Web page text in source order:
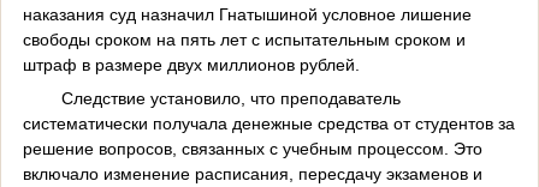
наказания суд назначил Гнатышиной условное лишение
свободы сроком на пять лет с испытательным сроком и
штраф в размере двух миллионов рублей.
Следствие установило, что преподаватель
систематически получала денежные средства от студентов за
решение вопросов, связанных с учебным процессом. Это
включало изменение расписания, пересдачу экзаменов и